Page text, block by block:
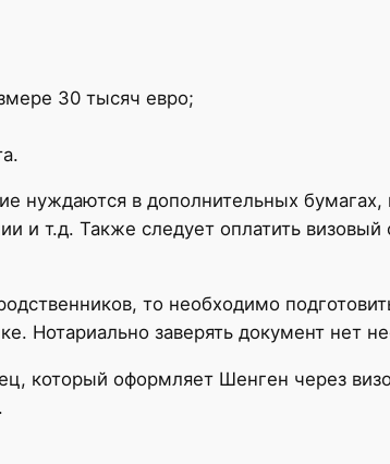
30 тысяч евро;
нуждаются в дополнительных
и т.д. Также следует оплатить
то необходимо
Нотариально заверять документ нет
который оформляет Шенген через